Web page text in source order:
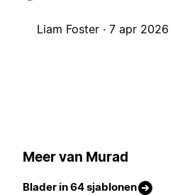
Liam Foster · 7 apr 2026
Meer van Murad
Blader in 64 sjablonen